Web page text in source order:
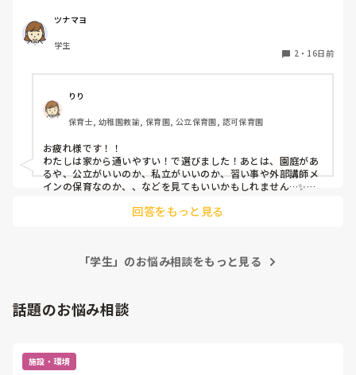
ツナマヨ
学生
2・ 16日前
りり
保育士, 幼稚園教諭, 保育園, 公立保育園, 認可保育園
お疲れ様です！！
わたしは家から通いやすい！で選びました！あとは、園庭があ
るや、公立がいいのか、私立がいいのか、習い事や外部講師メ
インの保育なのか、、などを見てもいいかもしれません…✨将
行くのも一つだと思います！わたしは実習園に就職を決めまし
回答をもっと見る
「学生」のお悩み相談をもっと見る
話題のお悩み相談
施設・環境